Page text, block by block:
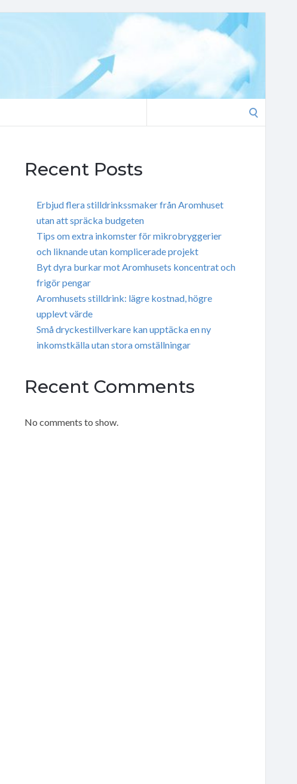
Recent Posts
Erbjud flera stilldrinkssmaker från Aromhuset
utan att spräcka budgeten
Tips om extra inkomster för mikrobryggerier
och liknande utan komplicerade projekt
Byt dyra burkar mot Aromhusets koncentrat och
frigör pengar
Aromhusets stilldrink: lägre kostnad, högre
upplevt värde
Små dryckestillverkare kan upptäcka en ny
inkomstkälla utan stora omställningar
Recent Comments
No comments to show.